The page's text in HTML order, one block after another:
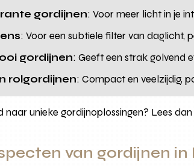
gordijnen: Voor meer licht in je
: Voor een subtiele filter van
gordijnen: Geeft een strak golvend
rolgordijnen: Compact en veelzijdig,
naar unieke gordijnoplossingen? Lees
van gordijnen